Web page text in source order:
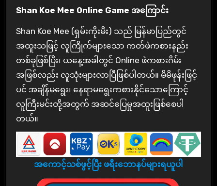
Shan Koe Mee Online Game အကြောင်း
Shan Koe Mee (ရှမ်းကိုးမီး) သည် မြန်မာပြည်တွင်
အထူးသဖြင့် လူကြိုက်များသော ကတ်ဖဲကစားနည်း
တစ်ခုဖြစ်ပြီး၊ ယနေ့အခါတွင် Online ဖဲကစားဂိမ်း
အဖြစ်လည်း လူသုံးများလာပြီဖြစ်ပါတယ်။ မိမိဖုန်းဖြင့်
ပင် အချိန်မရွေး၊ နေရာမရွေးကစားနိုင်သောကြောင့်
လူကြီးမင်းတို့အတွက် အဆင်ပြေမှုအထူးဖြစ်စေပါ
တယ်။
အကောင့်သစ်ဖွင့်ပြီး ဖရီးဘောနပ်များရယူပါ